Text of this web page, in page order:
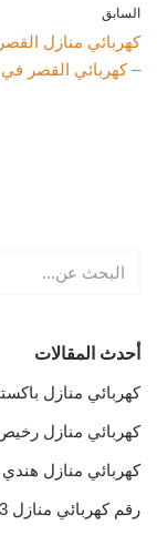
السابق
– كهربائي القصر في
أحدث المقالات
كهربائي منازل باكستاني 50673003 – معلم
كهربائي منازل رخيص 50673003 – كهربائي
كهربائي منازل هندي 50673003 – كهربائي هندي الكويت
رقم كهربائي منازل 50673003 – كهربائي الكويت